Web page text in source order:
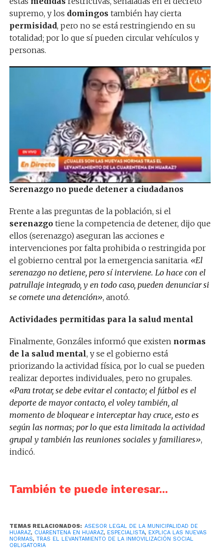
supremo, y los domingos también hay cierta
permisidad, pero no se está restringiendo en su
totalidad; por lo que sí pueden circular vehículos y
personas.
Serenazgo no puede detener a ciudadanos
Frente a las preguntas de la población, si el
serenazgotiene la competencia de detener, dijo que
ellos (serenazgo) aseguran las acciones e
intervenciones por falta prohibida o restringida por
el gobierno central por la emergencia sanitaria. «El
serenazgo no detiene, pero sí interviene. Lo hace con el
patrullaje integrado, y en todo caso, pueden denunciar si
se comete una detención», anotó.
Actividades permitidas para la salud mental
Finalmente, Gonzáles informó que existen normas
de la salud mental, y se el gobierno está
priorizando la actividad física, por lo cual se pueden
realizar deportes individuales, pero no grupales.
«Para trotar, se debe evitar el contacto; el fútbol es el
deporte de mayor contacto, el voley también, al
momento de bloquear e interceptar hay cruce, esto es
según las normas; por lo que esta limitada la actividad
grupal y también las reuniones sociales y familiares»,
indicó.
También te puede interesar...
TEMAS RELACIONADOS: ASESOR LEGAL DE LA MUNICIPALIDAD DE
HUARAZ, CUARENTENA EN HUARAZ, ESPECIALISTA, EXPLICA LAS NUEVAS
NORMAS, TRAS EL LEVANTAMIENTO DE LA INMOVILIZACIÓN SOCIAL
OBLIGATORIA